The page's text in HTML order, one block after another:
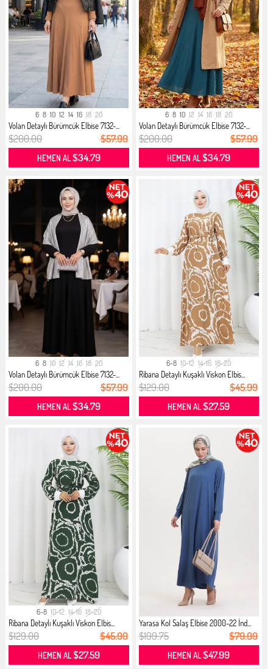
6 8 10 12 14 16 18 20
Volan Detaylı Bürümcük Elbise 7132-...
$200.00 $57.99
HEMEN AL$34.79
6 8 10 12 14 16 18 20
Volan Detaylı Bürümcük Elbise 7132-...
$200.00 $57.99
HEMEN AL$34.79
6 8 10 12 14 16 18 20
Volan Detaylı Bürümcük Elbise 7132-...
$200.00 $57.99
HEMEN AL$34.79
6-8 10-12 14-16 18-20
Ribana Detaylı Kuşaklı Viskon Elbis...
$129.00 $45.99
HEMEN AL$27.59
6-8 10-12 14-16 18-20
Ribana Detaylı Kuşaklı Viskon Elbis...
$129.00 $45.99
HEMEN AL$27.59
Yarasa Kol Salaş Elbise 2000-22 İnd...
$199.75 $79.99
HEMEN AL$47.99